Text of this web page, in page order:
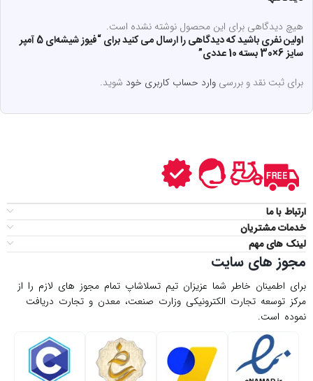
هیچ دیدگاهی برای این محصول نوشته نشده است.
اولین نفری باشید که دیدگاهی را ارسال می کنید برای “فیوز شیشه‌ای 5 آمپر
سایز 6×30 بسته 10 عددی”
برای ثبت نقد و بررسیوارد حساب کاربری خود شوید.
ارتباط با ما
خدمات مشتریان
لینک های مهم
مجوز های سایت
برای اطمینان خاطر شما عزیزان تیم تسلاشاپ تمام مجوز های لازم را از
مركز توسعه تجارت الكترونیكی وزارت صنعت، معدن و تجارت دریافت
نموده است.